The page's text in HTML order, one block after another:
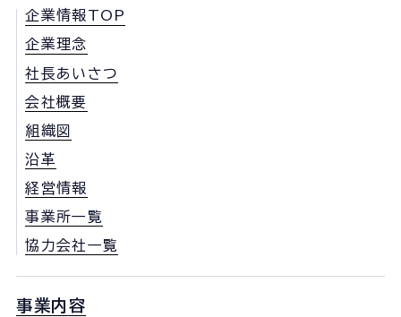
企業情報TOP
企業理念
社長あいさつ
会社概要
組織図
沿革
経営情報
事業所一覧
協力会社一覧
事業内容